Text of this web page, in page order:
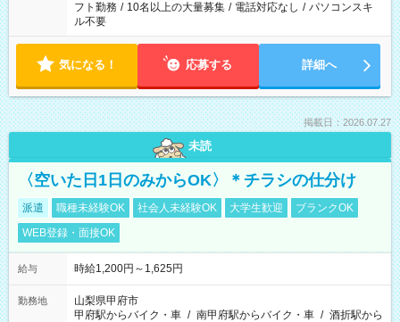
フト勤務 / 10名以上の大量募集 / 電話対応なし / パソコンスキ
ル不要
気になる！ 応募する 詳細へ
掲載日：2026.07.27
未読
〈空いた日1日のみからOK〉＊チラシの仕分け
派遣 職種未経験OK 社会人未経験OK 大学生歓迎
ブランクOK
WEB登録・面接OK
給与 時給1,200円～1,625円
勤務地
山梨県甲府市
甲府駅からバイク・車 / 南甲府駅からバイク・車 / 酒折駅から